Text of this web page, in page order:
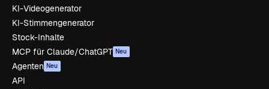
KI-Videogenerator
KI-Stimmengenerator
Stock-Inhalte
MCP für Claude/ChatGPT Neu
Agenten Neu
API